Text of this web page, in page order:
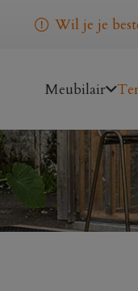
Wil je je
Meubilair